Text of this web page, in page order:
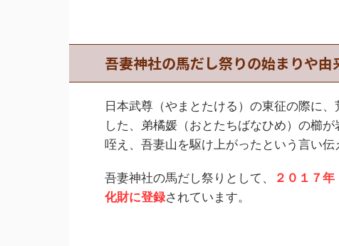
吾妻神社の馬だし祭りの始まりや由
日本武尊（やまとたける）の東征の際に
した、弟橘媛（おとたちばなひめ）の櫛
咥え、吾妻山を駆け上がったという言い伝
吾妻神社の馬だし祭りとして、
２０１７
化財に登録されています。